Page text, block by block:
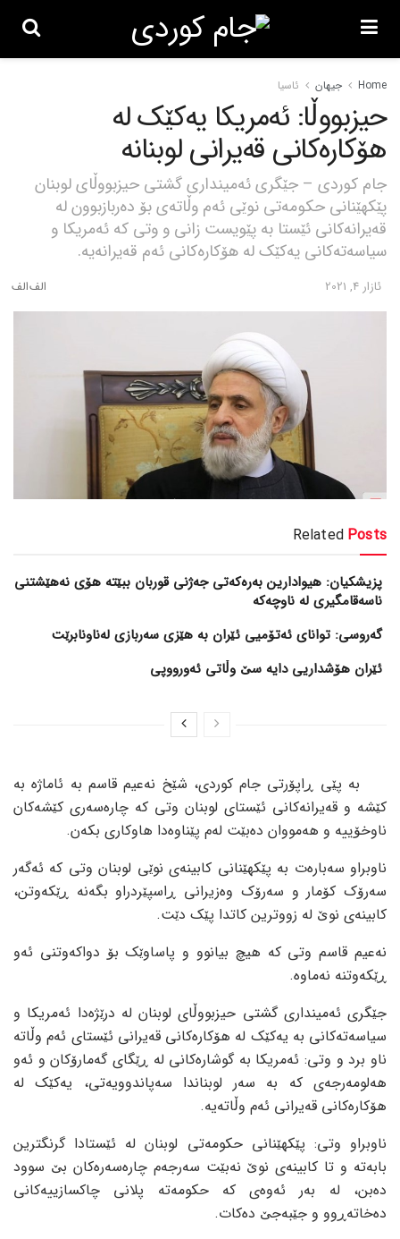
Home جیهان ئاسیا
حیزبووڵا: ئەمریکا یەکێک لە
هۆکارەکانی قەیرانی لوبنانە
جام کوردی – جێگری ئەمینداری گشتی حیزبووڵای لوبنان
پێکهێنانی حکومەتی نوێی ئەم وڵاتەی بۆ دەربازبوون لە
قەیرانەکانی ئێستا بە پێویست زانی و وتی کە ئەمریکا و
سیاسەتەکانی یەکێک لە هۆکارەکانی ئەم قەیرانەیە.
ئازار 4, 2021
Related Posts
پزیشکیان: هیوادارین بەرەکەتی جەژنی قوربان ببێتە هۆی نەهێشتنی
ناسەقامگیری لە ناوچەکە
گەروسی: توانای ئەتۆمیی ئێران بە هێزی سەربازی لەناونابرێت
ئێران هۆشداریی دایە سێ وڵاتی ئەورووپی
بە پێی ڕاپۆرتی جام کوردی، شێخ نەعیم قاسم بە ئاماژە بە
کێشە و قەیرانەکانی ئێستای لوبنان وتی کە چارەسەری کێشەکان
ناوخۆییە و هەمووان دەبێت لەم پێناوەدا هاوکاری بکەن.
ناوبراو سەبارەت بە پێکهێنانی کابینەی نوێی لوبنان وتی کە ئەگەر
سەرۆک کۆمار و سەرۆک وەزیرانی ڕاسپێردراو بگەنە ڕێکەوتن،
کابینەی نوێ لە زووترین کاتدا پێک دێت.
نەعیم قاسم وتی کە هیچ بیانوو و پاساوێک بۆ دواکەوتنی ئەو
ڕێکەوتنە نەماوە.
جێگری ئەمینداری گشتی حیزبووڵای لوبنان لە درێژەدا ئەمریکا و
سیاسەتەکانی بە یەکێک لە هۆکارەکانی قەیرانی ئێستای ئەم وڵاتە
ناو برد و وتی: ئەمریکا بە گوشارەکانی لە ڕێگای گەمارۆکان و ئەو
هەلومەرجەی کە بە سەر لوبناندا سەپاندوویەتی، یەکێک لە
هۆکارەکانی قەیرانی ئەم وڵاتەیە.
ناوبراو وتی: پێکهێنانی حکومەتی لوبنان لە ئێستادا گرنگترین
بابەتە و تا کابینەی نوێ نەبێت سەرجەم چارەسەرەکان بێ سوود
دەبن، لە بەر ئەوەی کە حکومەتە پلانی چاکسازییەکانی
دەخاتەڕوو و جێبەجێ دەکات.